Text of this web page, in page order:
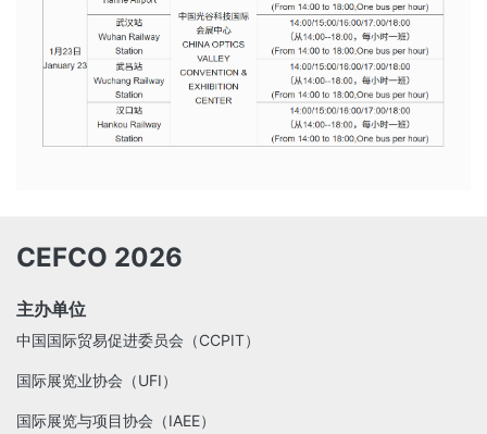
CEFCO 2026
主办单位
中国国际贸易促进委员会（CCPIT）
国际展览业协会（UFI）
国际展览与项目协会（IAEE）